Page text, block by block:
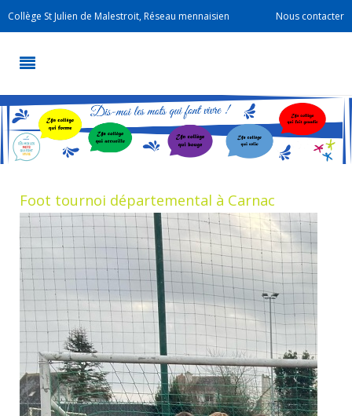
Collège St Julien de Malestroit, Réseau mennaisien Nous contacter
Foot tournoi départemental à Carnac